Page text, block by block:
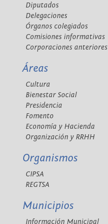
Diputados
Delegaciones
Órganos colegiados
Comisiones informativas
Corporaciones anteriores
Áreas
Cultura
Bienestar Social
Presidencia
Fomento
Economía y Hacienda
Organización y RRHH
Organismos
CIPSA
REGTSA
Municipios
Información Municipal